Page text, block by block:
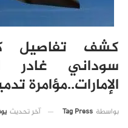
كشف تفاصيل
سوداني غادر
الإمارات..مؤامرة
بواسطة Tag Press آخر تحديث